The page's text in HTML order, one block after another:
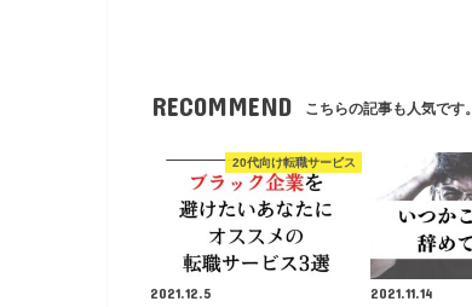
RECOMMEND こちらの記事も人気です。
20代向け転職サービス
2021.12.5
2021.11.14